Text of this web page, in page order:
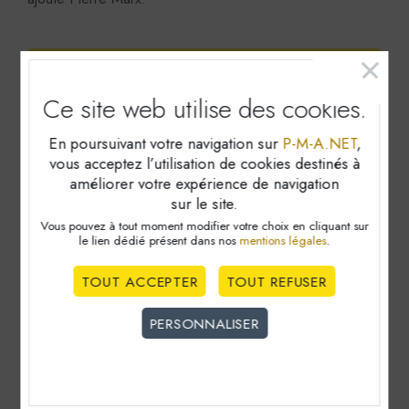
cybersécurité ? Contactez-nous
Ce site web utilisedes cookies.
En poursuivant votre navigation sur P-M-A.NET,
vous acceptez l’utilisation de cookies destinés à
améliorer votre expérience de navigation
sur le site.
Vous pouvez à tout moment modifier votre choix en cliquant sur
le lien dédié présent dans nos mentions légales.
TOUT ACCEPTER TOUT REFUSER
PERSONNALISER